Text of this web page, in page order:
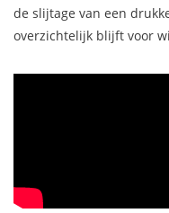
de slijtage van een
overzichtelijk blijft voor